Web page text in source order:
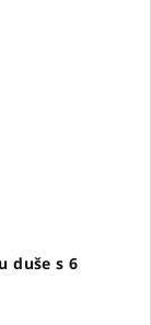
duše s 6